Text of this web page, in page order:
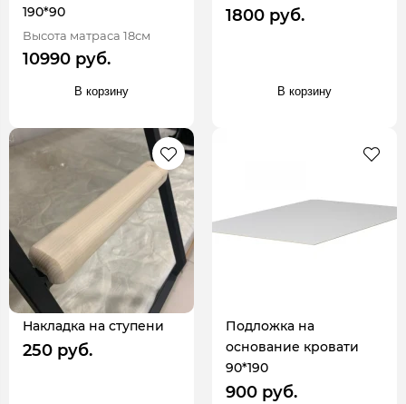
190*90
Высота матраса 18см
10990 руб.
В корзину
1800 руб.
В корзину
Накладка на ступени
250 руб.
Подложка на
основание кровати
90*190
900 руб.